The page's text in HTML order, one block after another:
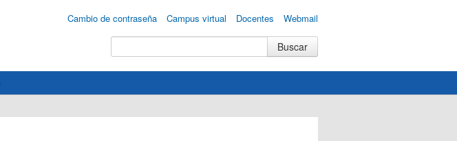
Cambio de contraseña Campus virtual Docentes Webmail